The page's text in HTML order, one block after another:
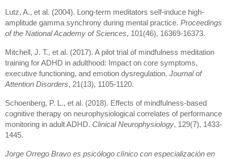
Lutz, A., et al. (2004). Long-term meditators self-induce high-
amplitude gamma synchrony during mental practice. Proceedings
of the National Academy of Sciences, 101(46), 16369-16373.
Mitchell, J. T., et al. (2017). A pilot trial of mindfulness meditation
training for ADHD in adulthood: Impact on core symptoms,
executive functioning, and emotion dysregulation. Journal of
Attention Disorders, 21(13), 1105-1120.
Schoenberg, P. L., et al. (2018). Effects of mindfulness-based
cognitive therapy on neurophysiological correlates of performance
monitoring in adult ADHD. Clinical Neurophysiology, 129(7), 1433-
1445.
Jorge Orrego Bravo es psicólogo clínico con especialización en